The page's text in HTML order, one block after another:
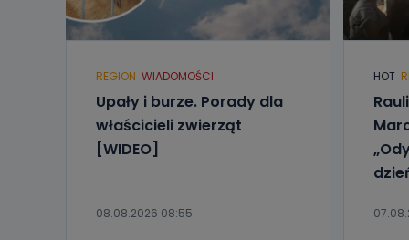
Telewizja
19 nie
Co
Po
Telewizji
19 dostępu
ich
sprzeciwu
Do
Do czasu
REGION WIADOMOŚCI
Upały i burze. Porady dla
właścicieli zwierząt
[WIDEO]
08.08.2026 08:55
HOT